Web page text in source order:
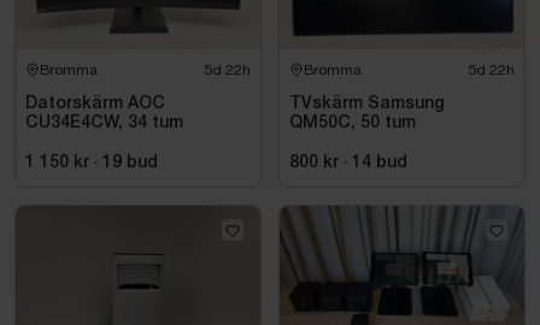
Bromma 5d 22h
Datorskärm AOC
CU34E4CW, 34 tum
1 150 kr · 19 bud
Bromma 5d 22h
TVskärm Samsung
QM50C, 50 tum
800 kr · 14 bud